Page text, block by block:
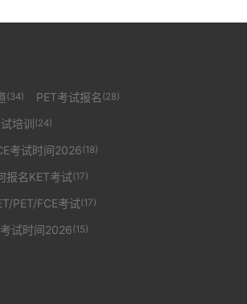
(34) PET考试报名 (28)
培训(24)
考试时间2026(18)
报名KET考试(17)
PET/FCE考试(17)
考试时间2026(15)